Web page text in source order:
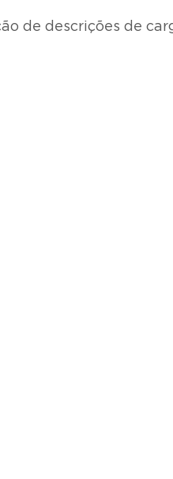
de descrições de